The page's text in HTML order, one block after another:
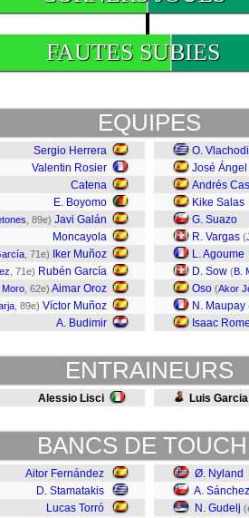
FAUTES SUBIES
EQUIPES
Sergio Herrera
Valentin Rosier
Catena
E. Boyomo
, 89e) Javi Galán
Moncayola
, 71e) Iker Muñoz
, 71e) Rubén García
Moro , 62e) Aimar Oroz
, 89e) Víctor Muñoz
A. Budimir
O.
José
Andrés
Kike Salas
G. Suazo
R. Vargas (
L. Agoume
D. Sow (B.
Oso (Akor
N. Maupay
Isaac
ENTRAINEURS
Alessio Lisci Luis
BANCS DE
Aitor Fernández
D. Stamatakis
Lucas Torró
Ø. Nyland
A. Sánchez
N. Gudelj